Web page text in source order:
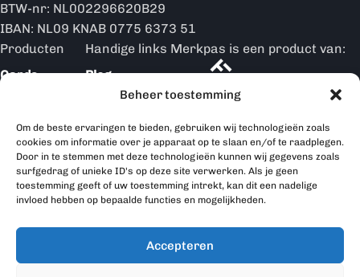
Beheer toestemming
Om de beste ervaringen te bieden, gebruiken wij technologieën zoals
cookies om informatie over je apparaat op te slaan en/of te raadplegen.
Door in te stemmen met deze technologieën kunnen wij gegevens zoals
surfgedrag of unieke ID's op deze site verwerken. Als je geen
toestemming geeft of uw toestemming intrekt, kan dit een nadelige
invloed hebben op bepaalde functies en mogelijkheden.
Accepteren
BTW-nr: NL002296620B29
IBAN: NL09 KNAB 0775 6373 51
Producten
Cards
Displays
Handige links
Blog
Hoe werkt
het
Merkpas
producten
Contact
Merkpas is een product van:
Merkpas is partner van:
Merkpas © 2026 | Alle rechten voorbehouden | Website is